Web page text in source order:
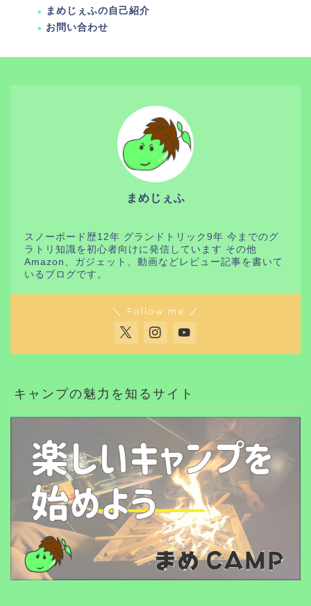
まめじぇふの自己紹介
お問い合わせ
まめじぇふ
スノーボード歴12年 グランドトリック9年 今までのグ
ラトリ知識を初心者向けに発信しています その他
Amazon、ガジェット、動画などレビュー記事を書いて
いるブログです。
＼ Follow me ／
キャンプの魅力を知るサイト